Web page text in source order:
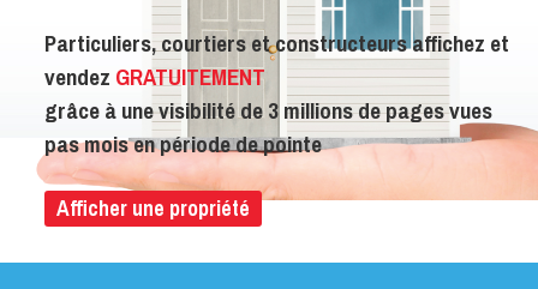
Particuliers, courtiers et constructeurs affichez et
vendez GRATUITEMENT
grâce à une visibilité de 3 millions de pages vues
pas mois en période de pointe
Afficher une propriété